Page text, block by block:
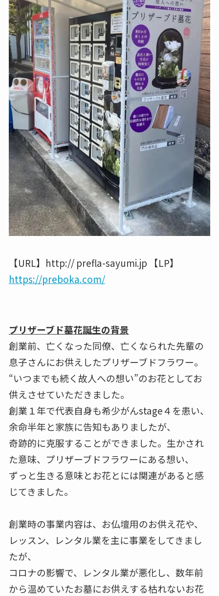
【URL】http:// prefla-sayumi.jp 【LP】
https://preboka.com/
プリザーブド墓花誕生の背景
創業前、亡くなった同僚、亡くなられた先輩の
息子さんにお供えしたプリザーブドフラワー。
“いつまでも続く故人への想い”のお花としてお
供えさせていただきました。
創業１年で代表自身も希少がんstage４を患い、
余命半年と家族に告知もありましたが、
奇跡的に克服することができました。生かされ
た意味、プリザーブドフラワーにある想い、
ずっと生きる意味とお花とには関連があると感
じてきました。
創業時の事業内容は、お仏壇用のお供え花や、
レッスン、レンタル業を主に事業をしてきまし
たが、
コロナの影響で、レンタル業が悪化し、数年前
から温めていたお墓にお供えする枯れないお花